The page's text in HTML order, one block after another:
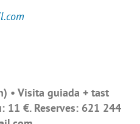
• Visita guiada + tast
11 €. Reserves: 621 244